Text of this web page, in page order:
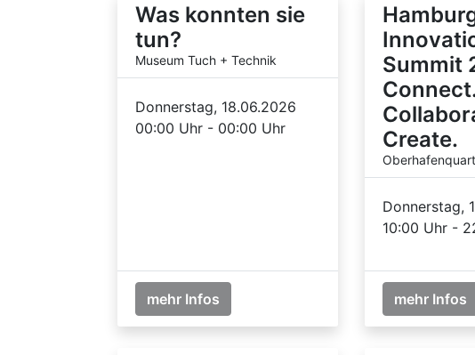
Was konnten sie
tun?
Museum Tuch + Technik
Donnerstag, 18.06.2026
00:00 Uhr - 00:00 Uhr
mehr Infos
Summit
Create.
Donnerstag,
10:00 Uhr -
mehr Infos